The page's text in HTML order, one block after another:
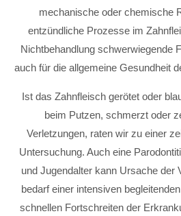
mechanische oder chemische
entzündliche Prozesse im
Nichtbehandlung schwerwiegende
auch für die allgemeine Gesundheit
Ist das Zahnfleisch gerötet oder
beim Putzen, schmerzt oder
Verletzungen, raten wir zu einer
Untersuchung. Auch eine
und Jugendalter kann Ursache der
bedarf einer intensiven
schnellen Fortschreiten der